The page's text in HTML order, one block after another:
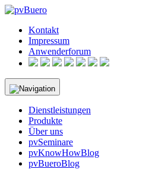
Skip
contentKontakt
Impressum
Anwenderforum
Dienstleistungen
Produkte
Über uns
pvSeminare
pvKnowHowBlog
pvBueroBlog